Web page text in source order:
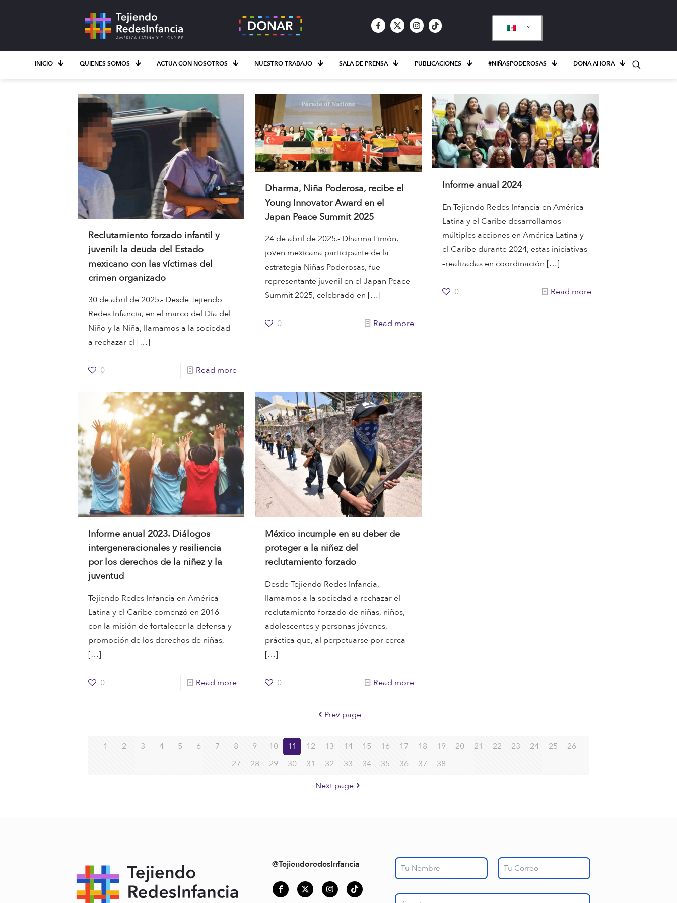
INICIO QUIÉNES SOMOS ACTÚA CON NOSOTROS NUESTRO TRABAJO SALA DE PRENSA PUBLICACIONES #NIÑASPODEROSAS DONA AHORA
Reclutamiento forzado infantil y
juvenil: la deuda del Estado
mexicano con las víctimas del
crimen organizado
30 de abril de 2025.- Desde Tejiendo
Redes Infancia, en el marco del Día del
Niño y la Niña, llamamos a la sociedad
a rechazar el […]
0 Read more
Dharma, Niña Poderosa, recibe el
Young Innovator Award en el
Japan Peace Summit 2025
24 de abril de 2025.- Dharma Limón,
joven mexicana participante de la
estrategia Niñas Poderosas, fue
representante juvenil en el Japan Peace
Summit 2025, celebrado en […]
0 Read more
Informe anual 2024
En Tejiendo Redes Infancia en América
Latina y el Caribe desarrollamos
múltiples acciones en América Latina y
el Caribe durante 2024, estas iniciativas
–realizadas en coordinación […]
0 Read more
Informe anual 2023. Diálogos
intergeneracionales y resiliencia
por los derechos de la niñez y la
juventud
Tejiendo Redes Infancia en América
Latina y el Caribe comenzó en 2016
con la misión de fortalecer la defensa y
promoción de los derechos de niñas,
[…]
0 Read more
México incumple en su deber de
proteger a la niñez del
reclutamiento forzado
Desde Tejiendo Redes Infancia,
llamamos a la sociedad a rechazar el
reclutamiento forzado de niñas, niños,
adolescentes y personas jóvenes,
práctica que, al perpetuarse por cerca
[…]
0 Read more
Prev page
1 2 3 4 5 6 7 8 9 10 11 12 13 14 15 16 17 18 19 20 21 22 23 24 25
26
27
28 29 30 31 32 33 34 35 36 37
38
Next page
@TejiendoredesInfancia